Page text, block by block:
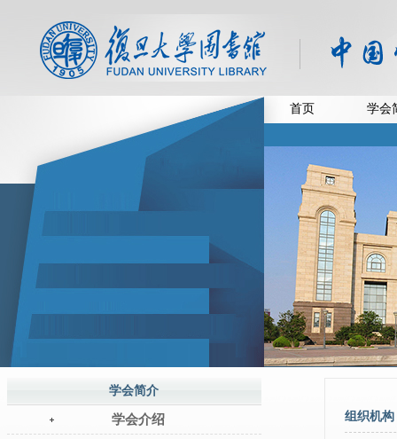
首页 学会
学会简介
学会介绍 组织机构